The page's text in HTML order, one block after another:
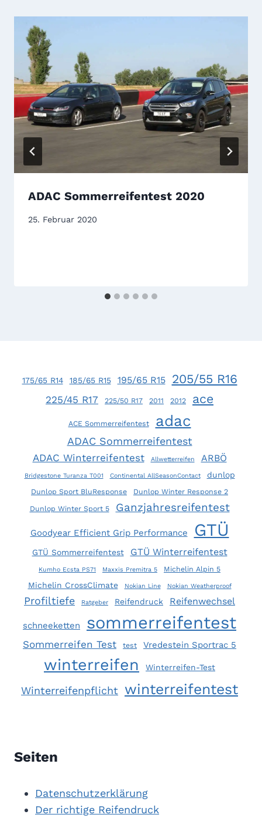
ADAC Sommerreifentest 2020
25. Februar 2020
175/65 R14 185/65 R15 195/65 R15 205/55 R16
225/45 R17 225/50 R17 2011 2012 ace
ACE Sommerreifentest adac
ADAC Sommerreifentest
ADAC Winterreifentest Allwetterreifen ARBÖ
Bridgestone Turanza T001 Continental AllSeasonContact dunlop
Dunlop Sport BluResponse
Dunlop Winter Response 2
Dunlop Winter Sport 5
Ganzjahresreifentest
Goodyear Efficient Grip Performance GTÜ
GTÜ Sommerreifentest GTÜ Winterreifentest
Kumho Ecsta PS71 Maxxis Premitra 5 Michelin Alpin 5
Michelin CrossClimate Nokian Line Nokian Weatherproof
Profiltiefe Ratgeber Reifendruck Reifenwechsel
schneeketten sommerreifentest
Sommerreifen Test test Vredestein Sportrac 5
winterreifen Winterreifen-Test
Winterreifenpflicht winterreifentest
Seiten
Datenschutzerklärung
Der richtige Reifendruck